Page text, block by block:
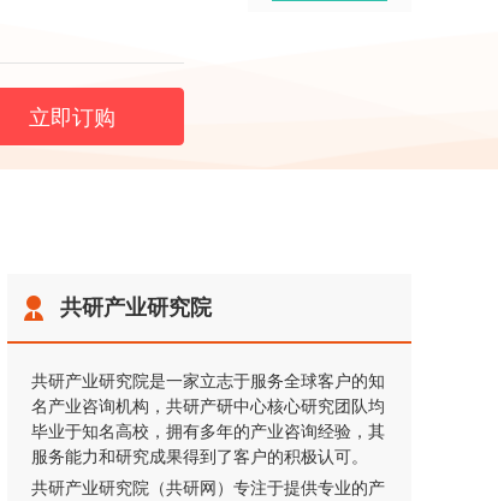
立即订购
共研产业研究院
共研产业研究院是一家立志于服务全球客户的知
名产业咨询机构，共研产研中心核心研究团队均
毕业于知名高校，拥有多年的产业咨询经验，其
服务能力和研究成果得到了客户的积极认可。
共研产业研究院（共研网）专注于提供专业的产